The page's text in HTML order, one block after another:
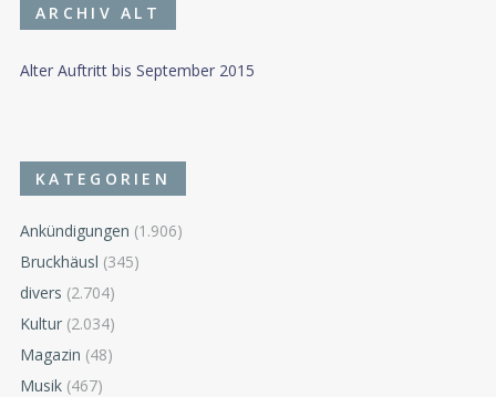
ARCHIV ALT
Alter Auftritt bis September 2015
KATEGORIEN
Ankündigungen (1.906)
Bruckhäusl (345)
divers (2.704)
Kultur (2.034)
Magazin (48)
Musik (467)